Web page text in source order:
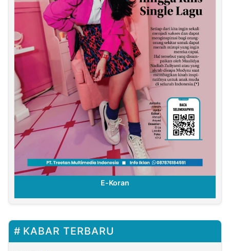
E-Koran
KABAR TERBARU